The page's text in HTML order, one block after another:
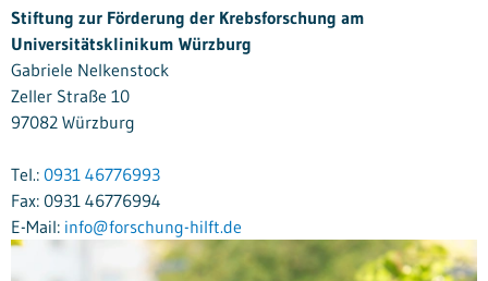
Stiftung zur Förderung der Krebsforschung am
Universitätsklinikum Würzburg
Gabriele Nelkenstock
Zeller Straße 10
97082 Würzburg
Tel.: 0931 46776993
Fax: 0931 46776994
E-Mail: info@forschung-hilft.de